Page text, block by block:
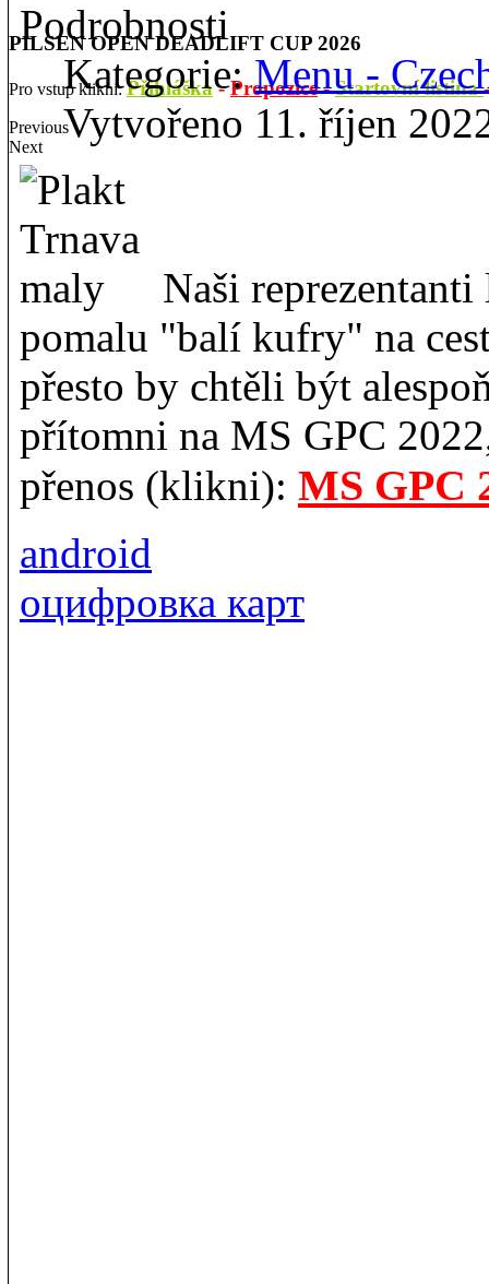
PILSEN OPEN DEADLIFT CUP 2026
Pro vstup klikni:Přihláška-Propozice-Startovní listina
Previous
Next
Podrobnosti
Kategorie:Menu -
Vytvořeno 11. říjen
Naši
pomalu "balí kufry" na
přesto by chtěli být
přítomni na MS GPC
přenos (klikni): MS GPC
android
оцифровка карт